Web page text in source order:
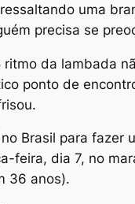
uma
precisa se
ritmo da lambada
ponto de
Brasil para fazer
feira, dia 7, no
36 anos).